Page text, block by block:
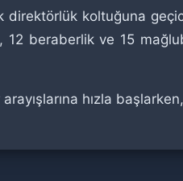
direktörlük koltuğuna
12 beraberlik ve 15
hızla